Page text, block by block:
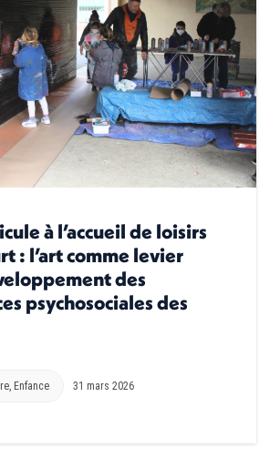
à l’accueil de loisirs
: l’art comme levier
des
psychosociales des
, Enfance 31 mars 2026